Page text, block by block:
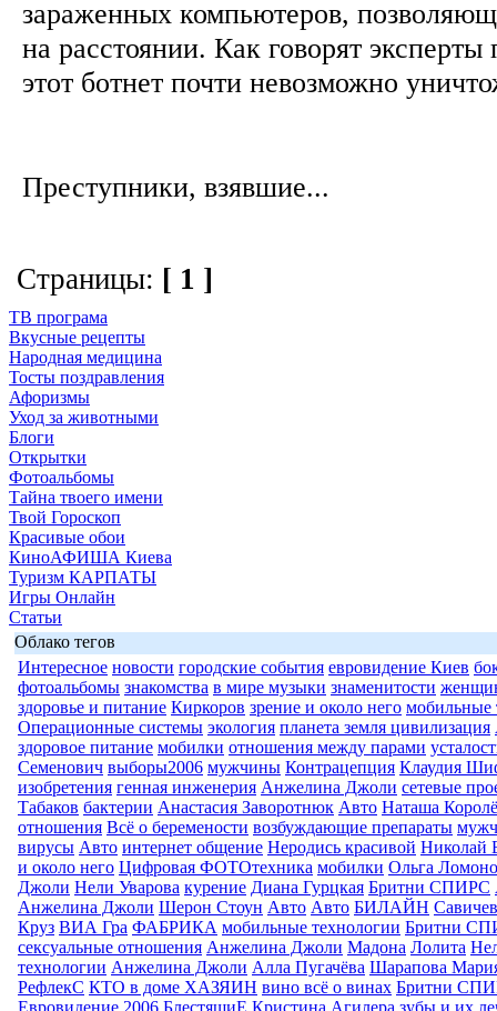
зараженных компьютеров,
на расстоянии. Как говорят эксперты
этот ботнет почти невозможно
Преступники, взявшие...
Страницы: [ 1 ]
ТВ програма
Вкусные рецепты
Народная медицина
Тосты поздравления
Афоризмы
Уход за животными
Блоги
Открытки
Фотоальбомы
Тайна твоего имени
Твой Гороскоп
Красивые обои
КиноАФИША Киева
Туризм КАРПАТЫ
Игры Онлайн
Статьи
Облако тегов
Интересное новости городские события евровидение Киев
фотоальбомы знакомства в мире музыки знаменитости
здоровье и питание Киркоров зрение и около него мобильные
Операционные системы экология планета земля цивилизация
здоровое питание мобилки отношения между парами
Семенович выборы2006 мужчины Контрацепция Клаудия
изобретения генная инженерия Анжелина Джоли сетевые
Табаков бактерии Анастасия Заворотнюк Авто Наташа
отношения Всё о беремености возбуждающие препараты
вирусы Авто интернет общение Неродись красивой Николай
и около него Цифровая ФОТОтехника мобилки Ольга
Джоли Нели Уварова курение Диана Гурцкая Бритни СПИРС
Анжелина Джоли Шерон Стоун Авто Авто БИЛАЙН
Круз ВИА Гра ФАБРИКА мобильные технологии Бритни
сексуальные отношения Анжелина Джоли Мадона Лолита
технологии Анжелина Джоли Алла Пугачёва Шарапова
РефлекС КТО в доме ХАЗЯИН вино всё о винах Бритни
Евровидение 2006 БлестящиЕ Кристина Агилера зубы и их